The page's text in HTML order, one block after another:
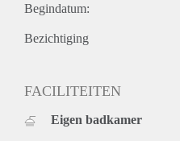
Begindatum:
Bezichtiging
FACILITEITEN
Eigen badkamer